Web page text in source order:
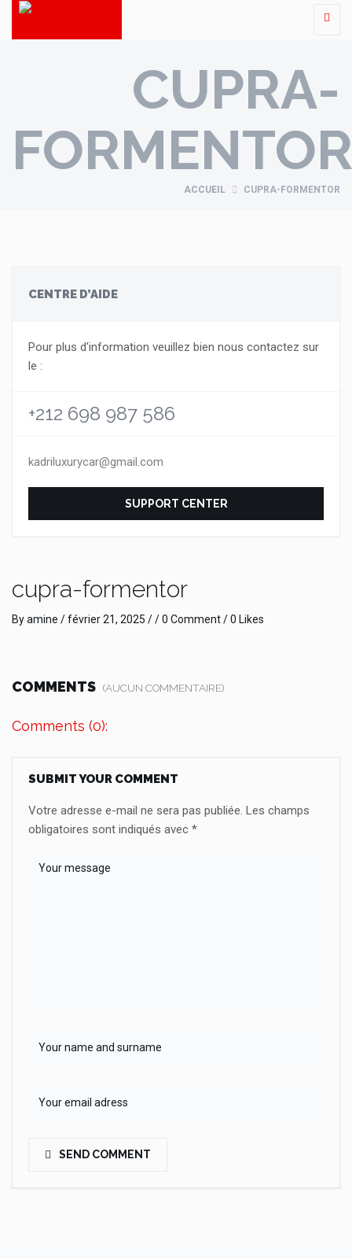
CUPRA-
FORMENTOR
ACCUEIL CUPRA-FORMENTOR
CENTRE D’AIDE
Pour plus d'information veuillez bien nous contactez sur
le :
+212 698 987 586
kadriluxurycar@gmail.com
SUPPORT CENTER
cupra-formentor
Byamine /février 21, 2025 / /0 Comment/ 0 Likes
COMMENTS (AUCUN COMMENTAIRE)
Comments (0):
SUBMIT YOUR COMMENT
Votre adresse e-mail ne sera pas publiée. Les champs
obligatoires sont indiqués avec *
SEND COMMENT